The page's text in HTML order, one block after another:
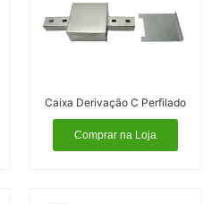
Caixa Derivação C Perfilado
Comprar na Loja